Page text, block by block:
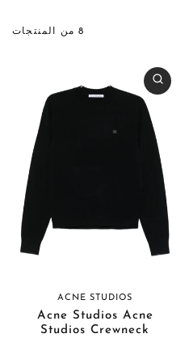
8 من المنتجات
ACNE STUDIOS
Acne Studios Acne
Studios Crewneck